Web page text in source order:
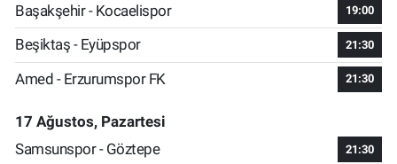
Başakşehir - Kocaelispor
19:00
Beşiktaş - Eyüpspor 21:30
Amed - Erzurumspor FK 21:30
17 Ağustos, Pazartesi
Samsunspor - Göztepe
21:30